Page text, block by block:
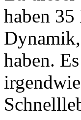
haben
haben.